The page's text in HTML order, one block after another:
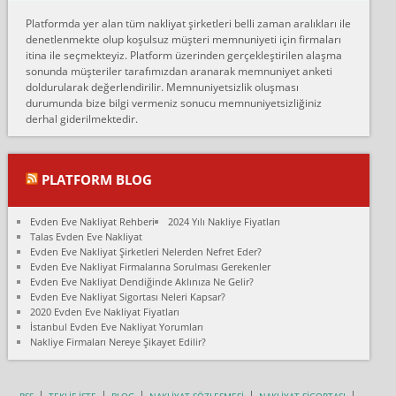
Ankara Alicanlar naklyat tel 5465524025. 2600 TL'ye ankaradan
Konya ya Alicanlar naklyat la anlaştık bu şahıs evin taşınacağı gün
fiyatın mazoto gele...
Fatih kokmese:
Diyarbakır dan eşyamı getirtmek için anlaştım sözleşme yaptım.
Son anda fiyat artırdılar.. mecburiyetten tasittim.. bu kişiler ağrılı
Ali:
olduk. Asansörlü dediler sonra uraya asansör kurulmaz dediler
fark istediler. ortada asa...
Nimet:
Ben 2021 Ağustos ilk haftası Evimi taşıdım yani İstanbul'un bir
Mahallesi'nden bir başka Mahallesi'ne yani Ümraniye bölgesinde
oturuyorum önceleri ara...
Nimet Köse:
Merhaba ben 2021 Ağustos ilk haftası evimi Ümraniye'den Çok
Hancıoğlu naklyatla taşındım...
Platformda yer alan tüm nakliyat şirketleri belli zaman aralıkları ile
denetlenmekte olup koşulsuz müşteri memnuniyeti için firmaları
itina ile seçmekteyiz. Platform üzerinden gerçekleştirilen alaşma
sonunda müşteriler tarafımızdan aranarak memnuniyet anketi
doldurularak değerlendirilir. Memnuniyetsizlik oluşması
durumunda bize bilgi vermeniz sonucu memnuniyetsizliğiniz
derhal giderilmektedir.
PLATFORM BLOG
Evden Eve Nakliyat Rehberi
2024 Yılı Nakliye Fiyatları
Talas Evden Eve Nakliyat
Evden Eve Nakliyat Şirketleri Nelerden Nefret Eder?
Evden Eve Nakliyat Firmalarına Sorulması Gerekenler
Evden Eve Nakliyat Dendiğinde Aklınıza Ne Gelir?
Evden Eve Nakliyat Sigortası Neleri Kapsar?
2020 Evden Eve Nakliyat Fiyatları
İstanbul Evden Eve Nakliyat Yorumları
Nakliye Firmaları Nereye Şikayet Edilir?